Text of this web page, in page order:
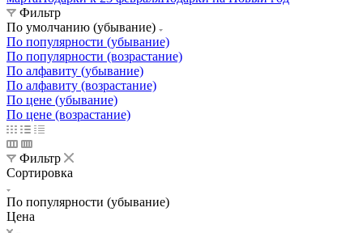
Фильтр
По умолчанию (убывание)
По популярности (убывание)
По популярности (возрастание)
По алфавиту (убывание)
По алфавиту (возрастание)
По цене (убывание)
По цене (возрастание)
Фильтр
Сортировка
По популярности (убывание)
Цена